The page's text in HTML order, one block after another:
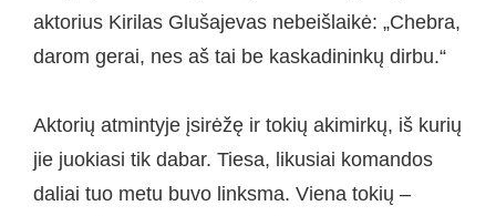
aktorius Kirilas Glušajevas nebeišlaikė: „Chebra,
darom gerai, nes aš tai be kaskadininkų dirbu.“
Aktorių atmintyje įsirėžę ir tokių akimirkų, iš kurių
jie juokiasi tik dabar. Tiesa, likusiai komandos
daliai tuo metu buvo linksma. Viena tokių –